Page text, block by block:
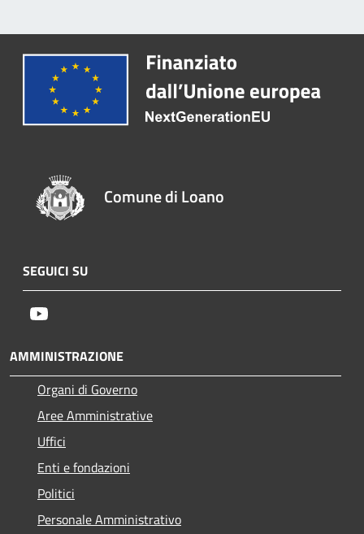
Comune di Loano
SEGUICI SU
AMMINISTRAZIONE
Organi di Governo
Aree Amministrative
Uffici
Enti e fondazioni
Politici
Personale Amministrativo